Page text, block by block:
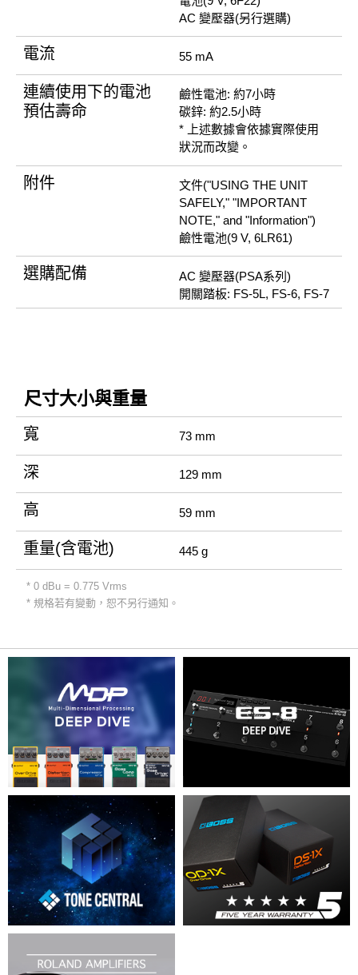
AC 變壓器(另行選購)
電流 55 mA
連續使用下的電池
預估壽命
鹼性電池: 約7小時
碳鋅: 約2.5小時
* 上述數據會依據實際使用
狀況而改變。
附件
文件("USING THE UNIT
SAFELY," "IMPORTANT
NOTE," and "Information")
鹼性電池(9 V, 6LR61)
選購配備
AC 變壓器(PSA系列)
開關踏板: FS-5L, FS-6, FS-7
尺寸大小與重量
寬 73 mm
深 129 mm
高 59 mm
重量(含電池) 445 g
* 0 dBu = 0.775 Vrms
* 規格若有變動，恕不另行通知。